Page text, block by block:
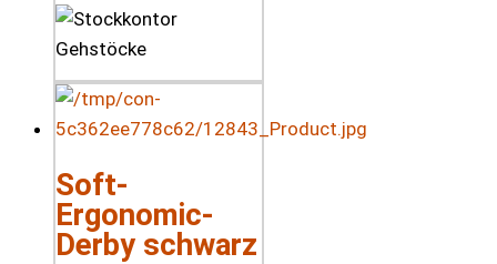
Soft-
Ergonomic-
Derby schwarz